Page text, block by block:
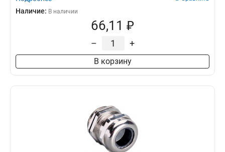
Наличие: В наличии
66,11 ₽
– +
В корзину